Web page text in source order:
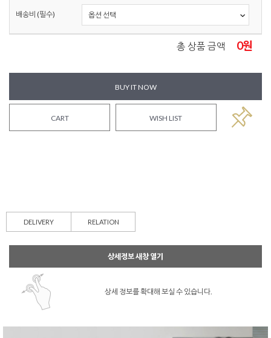
배송비 (필수)
총 상품 금액 0원
BUY IT NOW
CART WISH LIST
DELIVERY RELATION
상세정보 새창 열기
상세 정보를 확대해 보실 수 있습니다.